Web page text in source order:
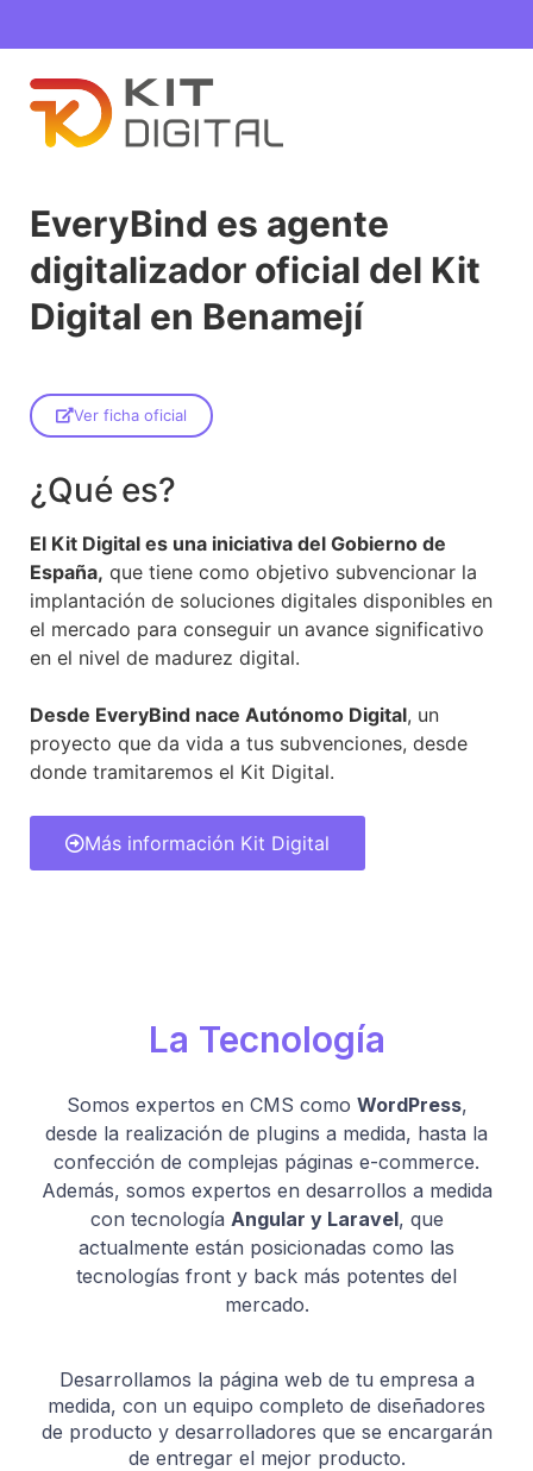
EveryBind es agente
digitalizador oficial del Kit
Digital en Benamejí
Ver ficha oficial
¿Qué es?
El Kit Digital es una iniciativa del Gobierno de
España, que tiene como objetivo subvencionar la
implantación de soluciones digitales disponibles en
el mercado para conseguir un avance significativo
en el nivel de madurez digital.
Desde EveryBind nace Autónomo Digital, un
proyecto que da vida a tus subvenciones, desde
donde tramitaremos el Kit Digital.
Más información Kit Digital
La Tecnología
Somos expertos en CMS como WordPress,
desde la realización de plugins a medida, hasta la
confección de complejas páginas e-commerce.
Además, somos expertos en desarrollos a medida
con tecnología Angular y Laravel, que
actualmente están posicionadas como las
tecnologías front y back más potentes del
mercado.
Desarrollamos la página web de tu empresa a
medida, con un equipo completo de diseñadores
de producto y desarrolladores que se encargarán
de entregar el mejor producto.